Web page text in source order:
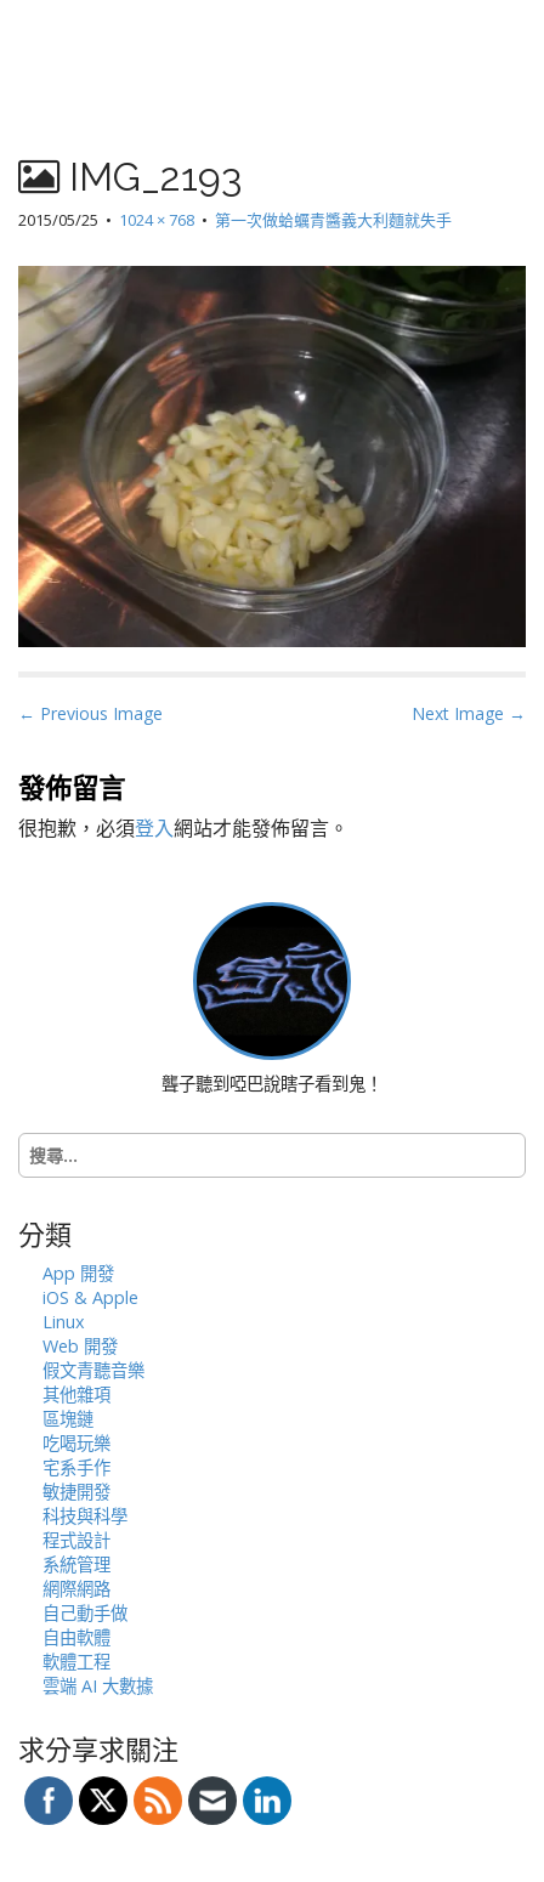
IMG_2193
2015/05/25 • 1024 × 768 • 第一次做蛤蠣青醬義大利麵就失手
P
s
t
n
← Previous Image Next Image →
發佈留言
很抱歉，必須登入網站才能發佈留言。
聾子聽到啞巴說瞎子看到鬼！
搜
尋
字:
分類
App 開發
iOS & Apple
Linux
Web 開發
假文青聽音樂
其他雜項
區塊鏈
吃喝玩樂
宅系手作
敏捷開發
科技與科學
程式設計
系統管理
網際網路
自己動手做
自由軟體
軟體工程
雲端 AI 大數據
求分享求關注